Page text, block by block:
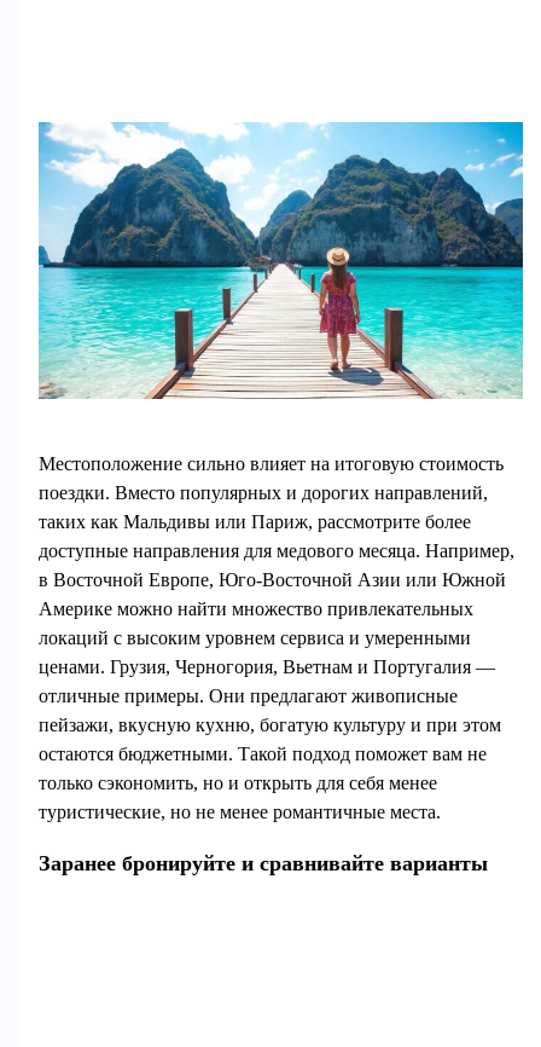
Местоположение сильно влияет на итоговую стоимость
поездки. Вместо популярных и дорогих направлений,
таких как Мальдивы или Париж, рассмотрите более
доступные направления для медового месяца. Например,
в Восточной Европе, Юго-Восточной Азии или Южной
Америке можно найти множество привлекательных
локаций с высоким уровнем сервиса и умеренными
ценами. Грузия, Черногория, Вьетнам и Португалия —
отличные примеры. Они предлагают живописные
пейзажи, вкусную кухню, богатую культуру и при этом
остаются бюджетными. Такой подход поможет вам не
только сэкономить, но и открыть для себя менее
туристические, но не менее романтичные места.
Заранее бронируйте и сравнивайте варианты